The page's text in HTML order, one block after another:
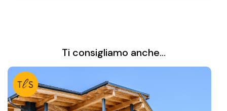
Ti consigliamo anche...